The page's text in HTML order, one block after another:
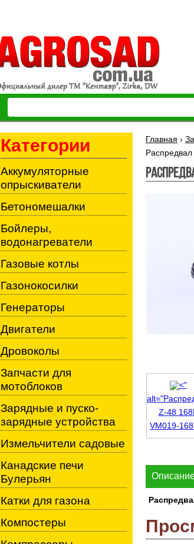
Главная ›
<"
Z-48
VM019-
Категории
Аккумуляторные
опрыскиватели
Бетономешалки
Бойлеры,
водонагреватели
Газовые котлы
Газонокосилки
Генераторы
Двигатели
Дровоколы
Запчасти для
мотоблоков
Зарядные и пуско-
зарядные устройства
Измельчители садовые
Канадские печи
Булерьян
Катки для газона
Компостеры